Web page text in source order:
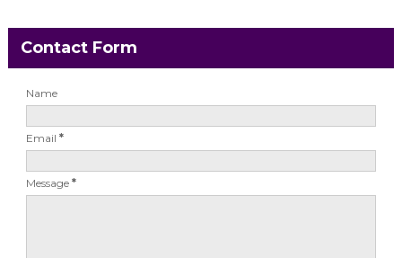
Contact Form
Name
Email *
Message *